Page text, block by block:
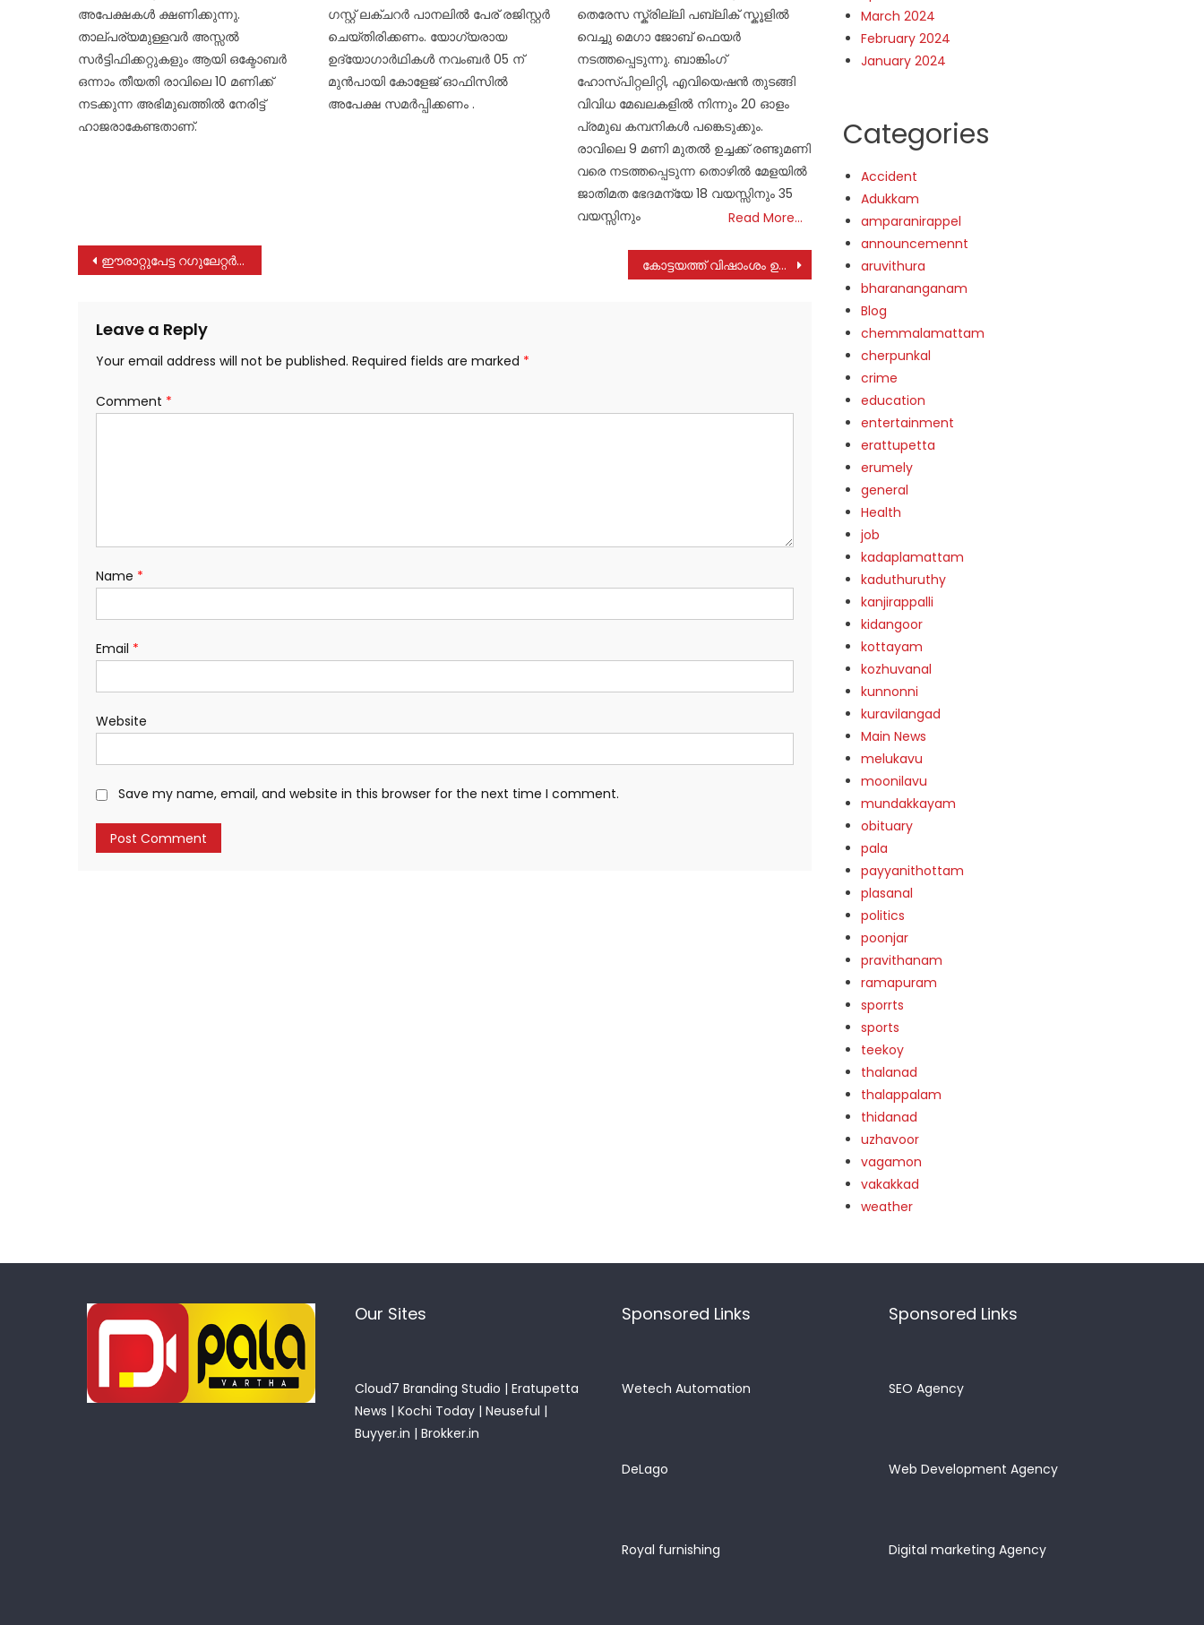
അപേക്ഷകൾ ക്ഷണിക്കുന്നു.
താല്പര്യമുള്ളവർ അസ്സൽ
സർട്ടിഫിക്കറ്റുകളും ആയി ഒക്ടോബർ
ഒന്നാം തീയതി രാവിലെ 10 മണിക്ക്
നടക്കുന്ന അഭിമുഖത്തിൽ നേരിട്ട്
ഹാജരാകേണ്ടതാണ്.
ഗസ്റ്റ് ലക്ചറര്‍ പാനലില്‍ പേര് രജിസ്റ്റര്‍
ചെയ്തിരിക്കണം. യോഗ്യരായ
ഉദ്യോഗാര്‍ഥികള്‍ നവംബര്‍ 05 ന്
മുന്‍പായി കോളേജ് ഓഫിസില്‍
അപേക്ഷ സമര്‍പ്പിക്കണം .
തെരേസ സ്ക്രില്ലി പബ്ലിക് സ്കൂളിൽ
വെച്ചു മെഗാ ജോബ് ഫെയർ
നടത്തപ്പെടുന്നു. ബാങ്കിംഗ്
ഹോസ്പിറ്റലിറ്റി, എവിയെഷൻ തുടങ്ങി
വിവിധ മേഖലകളിൽ നിന്നും 20 ഓളം
പ്രമുഖ കമ്പനികൾ പങ്കെടുക്കും.
രാവിലെ 9 മണി മുതൽ ഉച്ചക്ക് രണ്ടുമണി
വരെ നടത്തപ്പെടുന്ന തൊഴിൽ മേളയിൽ
ജാതിമത ഭേദമന്യേ 18 വയസ്സിനും 35
വയസ്സിനും
Read More…
Post
ഈരാറ്റുപേട്ട റഗുലേറ്റർ കം ബ്രിഡ്ജ് ഇറിഗേഷൻ എഞ്ചിനീയറുടെ റിപ്പോർട്ട് തള്ളണം കോട്ടയത്ത് വിഷാംശം ഉള്ളിൽചെന്ന് ഗൃഹനാഥൻ മരിച്ചു
Leave a Reply
Your email address will not be published. Required fields are marked *
Comment *
Name *
Email *
Website
Save my name, email, and website in this browser for the next time I comment.
March 2024
February 2024
January 2024
Categories
Accident
Adukkam
amparanirappel
announcemennt
aruvithura
bharananganam
Blog
chemmalamattam
cherpunkal
crime
education
entertainment
erattupetta
erumely
general
Health
job
kadaplamattam
kaduthuruthy
kanjirappalli
kidangoor
kottayam
kozhuvanal
kunnonni
kuravilangad
Main News
melukavu
moonilavu
mundakkayam
obituary
pala
payyanithottam
plasanal
politics
poonjar
pravithanam
ramapuram
sporrts
sports
teekoy
thalanad
thalappalam
thidanad
uzhavoor
vagamon
vakakkad
weather
Our Sites
Cloud7 Branding Studio | Eratupetta
News | Kochi Today | Neuseful |
Buyyer.in | Brokker.in
Sponsored Links
Wetech Automation
DeLago
Royal furnishing
Sponsored Links
SEO Agency
Web Development Agency
Digital marketing Agency